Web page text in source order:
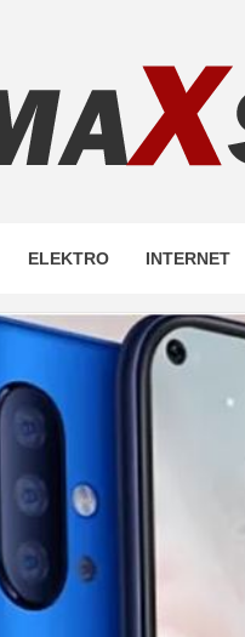
ELEKTRO INTERNET